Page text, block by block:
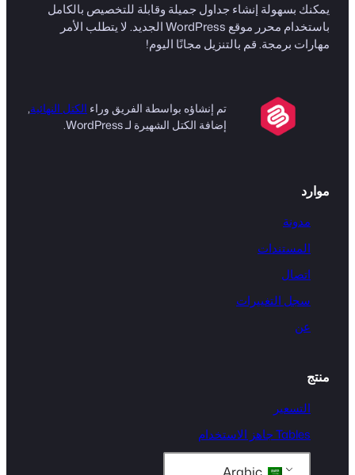
يمكنك بسهولة إنشاء جداول جميلة وقابلة للتخصيص بالكامل
باستخدام محرر موقع WordPress الجديد. لا يتطلب الأمر
مهارات برمجة. قم بالتنزيل مجانًا اليوم!
تم إنشاؤه بواسطة الفريق وراء الكتل النهائية,
إضافة الكتل الشهيرة لـ WordPress.
موارد
مدونة
المستندات
اتصال
سجل التغييرات
عن
منتج
التسعير
Tables جاهز الاستخدام